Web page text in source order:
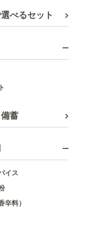
べるセット
蓄
イス
辛料）